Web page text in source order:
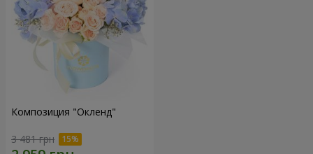
Композиция "Окленд"
3 481 грн